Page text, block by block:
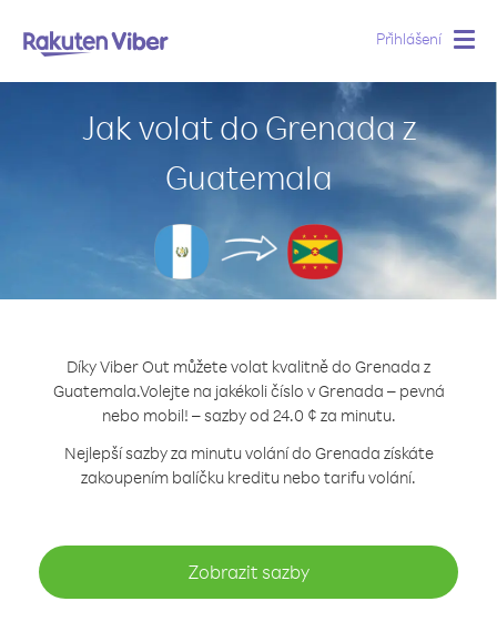
Přihlášení
Jak volat do Grenada z
Guatemala
Díky Viber Out můžete volat kvalitně do Grenada z
Guatemala.Volejte na jakékoli číslo v Grenada – pevná
nebo mobil! – sazby od 24.0 ¢ za minutu.
Nejlepší sazby za minutu volání do Grenada získáte
zakoupením balíčku kreditu nebo tarifu volání.
Zobrazit sazby